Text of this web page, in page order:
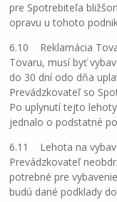
pre Spotrebiteľa
opravu u tohoto
6.10 Reklamácia
Tovaru, musí byť
do 30 dní odo dňa
Prevádzkovateľ so
Po uplynutí tejto
jednalo o podstatné
6.11 Lehota na
Prevádzkovateľ
potrebné pre
budú dané podklady